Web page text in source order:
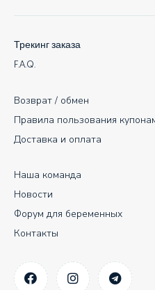
Наша команда
Новости
Форум для беременных
Контакты
Возврат / обмен
Правила пользования
Доставка и оплата
Трекинг заказа
F.A.Q.